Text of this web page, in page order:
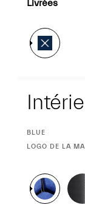
Livrées
SÉLECTION
BLUE
SÉLECTION
LOGO DE LA